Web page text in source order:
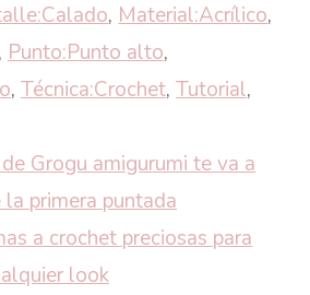
,Material:Acrílico,
, Punto:Punto alto,
, Técnica:Crochet, Tutorial,
Grogu amigurumi te va a
primera puntada
a crochet preciosas para
look